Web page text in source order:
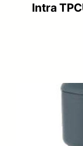
Intra